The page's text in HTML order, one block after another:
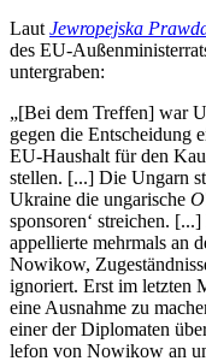
Laut Jew­ro­pe­jska
des EU-
untergraben:
„[Bei dem Treffen] war
gegen die Ent­schei­dung
EU-Haus­halt für den
stel­len. [...] Die Ungarn
Ukraine die unga­ri­sche
spon­so­ren‘ strei­chen.
appel­lierte mehr­mals an
Nowikow,
igno­riert. Erst im letzten
eine Aus­nahme zu
einer der Diplo­ma­ten
le­fon von Nowikow an